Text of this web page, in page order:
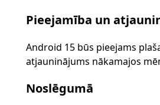
Pieejamība un
Android 15 būs pieejams
atjauninājums nākamajos
Noslēgumā